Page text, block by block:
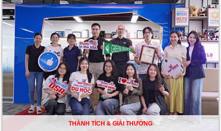
Du học Mỹ năm 2026: Cơ hội học tập và trải nghiệm tại
nền giáo dục hàng đầu
TƯ VẤN DU HỌC TOÀN DIỆN – BƯỚC ĐỆM VỮNG
CHẮC TỪ NEW WORLD EDUCATION
DU HỌC ÚC DẦN TRỞ THÀNH LỰA CHỌN HÀNG
ĐẦU CỦA DU HỌC SINH NĂM 2026 – VÀ TẤT CẢ
ĐỀU CÓ LÝ DO!!
THÀNH TÍCH & GIẢI THƯỞNG